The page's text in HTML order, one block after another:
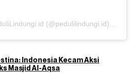
(@pedulilindungi.id)
Indonesia Kecam Aksi
Masjid Al-Aqsa